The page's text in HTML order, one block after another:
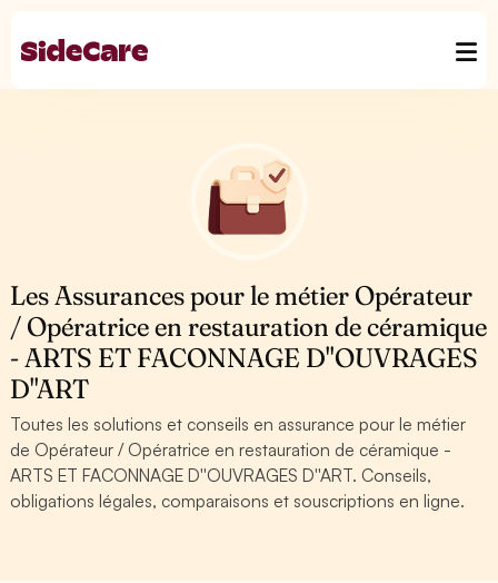
Les Assurances pour le métier Opérateur
/ Opératrice en restauration de céramique
- ARTS ET FACONNAGE D''OUVRAGES
D''ART
Toutes les solutions et conseils en assurance pour le métier
de Opérateur / Opératrice en restauration de céramique -
ARTS ET FACONNAGE D''OUVRAGES D''ART. Conseils,
obligations légales, comparaisons et souscriptions en ligne.